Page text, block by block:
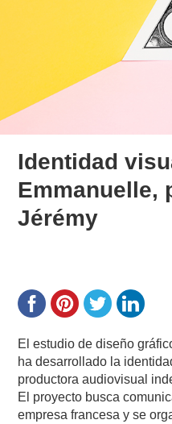
Identidad
Emmanuelle,
Jérémy
El estudio de diseño
ha desarrollado la
productora audiovisual
El proyecto busca
empresa francesa y se